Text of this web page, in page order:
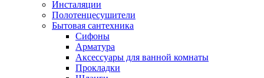
Инсталяции
Полотенцесушители
Бытовая сантехника
Сифоны
Арматура
Аксессуары для ванной комнаты
Прокладки